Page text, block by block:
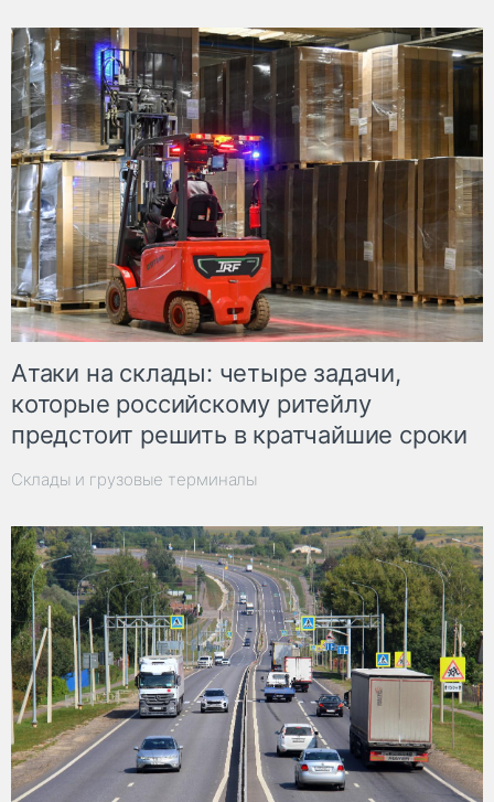
Атаки на склады: четыре задачи,
которые российскому ритейлу
предстоит решить в кратчайшие сроки
Склады и грузовые терминалы